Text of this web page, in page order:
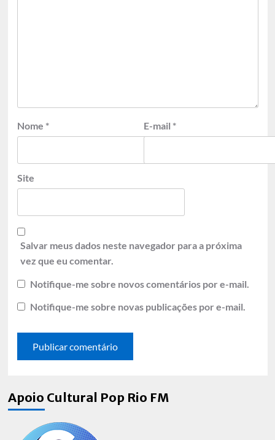
Nome * E-mail *
Site
Salvar meus dados neste navegador para a próxima
vez que eu comentar.
Notifique-me sobre novos comentários por e-mail.
Notifique-me sobre novas publicações por e-mail.
Apoio Cultural Pop Rio FM